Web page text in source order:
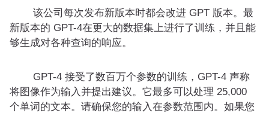
该公司每次发布新版本时都会改进 GPT 版本。最
新版本的 GPT-4在更大的数据集上进行了训练，并且能
够生成对各种查询的响应。
GPT-4 接受了数百万个参数的训练，GPT-4 声称
将图像作为输入并提出建议。它最多可以处理 25,000
个单词的文本。请确保您的输入在参数范围内。如果您